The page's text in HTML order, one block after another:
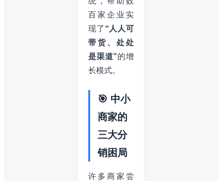
百家企业实
现了 “人人可
带货、处处
是渠道”的增
长模式。
🎯 中小
商家的
三大分
销困局
许多商家尝